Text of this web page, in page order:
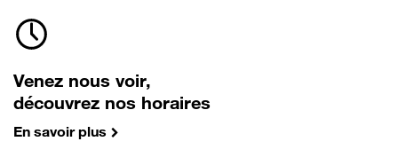
Venez nous voir,
découvrez nos horaires
En savoir plus